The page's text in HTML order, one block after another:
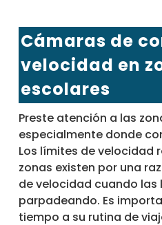
Cámaras de
velocidad en
escolares
Preste atención a las
especialmente donde
Los límites de velocidad
zonas existen por una
de velocidad cuando las
parpadeando. Es
tiempo a su rutina de